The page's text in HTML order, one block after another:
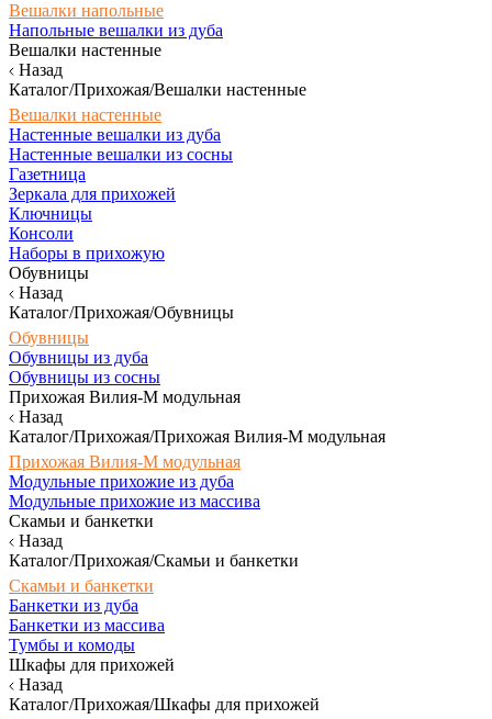
Вешалки напольные
Напольные вешалки из дуба
Вешалки настенные
Назад
Каталог/Прихожая/Вешалки настенные
Вешалки настенные
Настенные вешалки из дуба
Настенные вешалки из сосны
Газетница
Зеркала для прихожей
Ключницы
Консоли
Наборы в прихожую
Обувницы
Назад
Каталог/Прихожая/Обувницы
Обувницы
Обувницы из дуба
Обувницы из сосны
Прихожая Вилия-М модульная
Назад
Каталог/Прихожая/Прихожая Вилия-М модульная
Прихожая Вилия-М модульная
Модульные прихожие из дуба
Модульные прихожие из массива
Скамьи и банкетки
Назад
Каталог/Прихожая/Скамьи и банкетки
Скамьи и банкетки
Банкетки из дуба
Банкетки из массива
Тумбы и комоды
Шкафы для прихожей
Назад
Каталог/Прихожая/Шкафы для прихожей